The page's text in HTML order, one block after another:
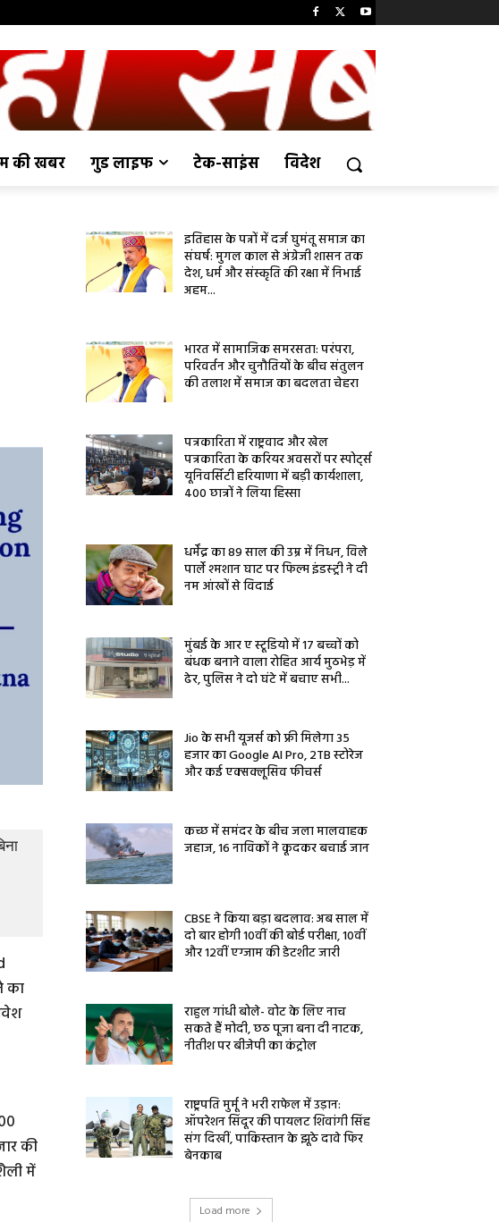
की खबर गुड लाइफ टेक-साइंस विदेश
का
की
में
इतिहास के पन्नों में दर्ज घुमंतू समाज का
संघर्ष: मुगल काल से अंग्रेजी शासन तक
देश, धर्म और संस्कृति की रक्षा में निभाई
अहम...
भारत में सामाजिक समरसता: परंपरा,
परिवर्तन और चुनौतियों के बीच संतुलन
की तलाश में समाज का बदलता चेहरा
पत्रकारिता में राष्ट्रवाद और खेल
पत्रकारिता के करियर अवसरों पर स्पोर्ट्स
यूनिवर्सिटी हरियाणा में बड़ी कार्यशाला,
400 छात्रों ने लिया हिस्सा
धर्मेंद्र का 89 साल की उम्र में निधन, विले
पार्ले श्मशान घाट पर फिल्म इंडस्ट्री ने दी
नम आंखों से विदाई
मुंबई के आर ए स्टूडियो में 17 बच्चों को
बंधक बनाने वाला रोहित आर्य मुठभेड़ में
ढेर, पुलिस ने दो घंटे में बचाए सभी...
Jio के सभी यूजर्स को फ्री मिलेगा 35
हजार का Google AI Pro, 2TB स्टोरेज
और कई एक्सक्लूसिव फीचर्स
कच्छ में समंदर के बीच जला मालवाहक
जहाज, 16 नाविकों ने कूदकर बचाई जान
CBSE ने किया बड़ा बदलाव: अब साल में
दो बार होगी 10वीं की बोर्ड परीक्षा, 10वीं
और 12वीं एग्जाम की डेटशीट जारी
राहुल गांधी बोले- वोट के लिए नाच
सकते हैं मोदी, छठ पूजा बना दी नाटक,
नीतीश पर बीजेपी का कंट्रोल
राष्ट्रपति मुर्मू ने भरी राफेल में उड़ान:
ऑपरेशन सिंदूर की पायलट शिवांगी सिंह
संग दिखीं, पाकिस्तान के झूठे दावे फिर
बेनकाब
Load more